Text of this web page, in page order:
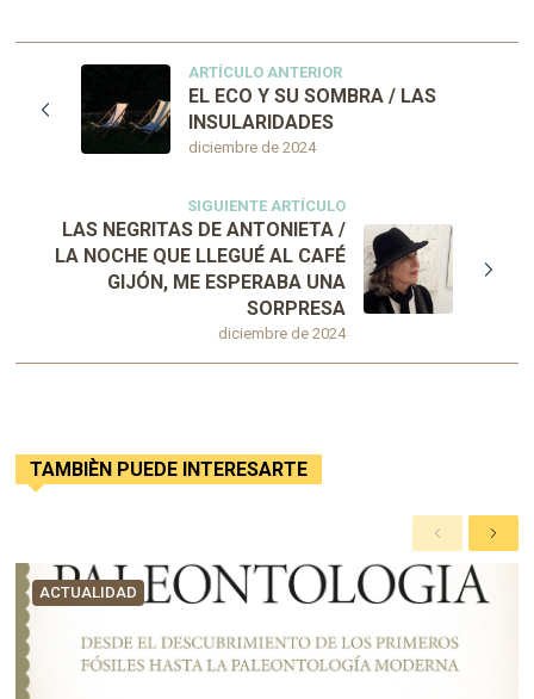
ARTÍCULO ANTERIOR
diciembre de 2024
EL ECO Y SU SOMBRA / LAS
INSULARIDADES
SIGUIENTE ARTÍCULO
diciembre de 2024
LAS NEGRITAS DE ANTONIETA /
LA NOCHE QUE LLEGUÉ AL CAFÉ
GIJÓN, ME ESPERABA UNA
SORPRESA
TAMBIÈN PUEDE INTERESARTE
A
n
t
e
i
o
S
i
u
ACTUALIDAD